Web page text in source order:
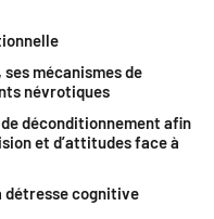
mécanismes de
névrotiques
de déconditionnement afin
et d’attitudes face à
détresse cognitive